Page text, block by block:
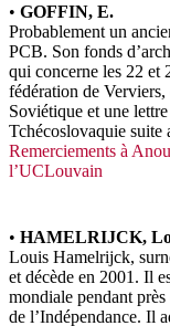
• GOFFIN, E.
Probablement un
PCB. Son fonds
qui concerne les 22 et
fédération de Verviers,
Soviétique et une
Tchécoslovaquie suite
Remerciements à
l’UCLouvain
• HAMELRIJCK,
Louis Hamelrijck,
et décède en 2001. Il
mondiale pendant
de l’Indépendance. Il